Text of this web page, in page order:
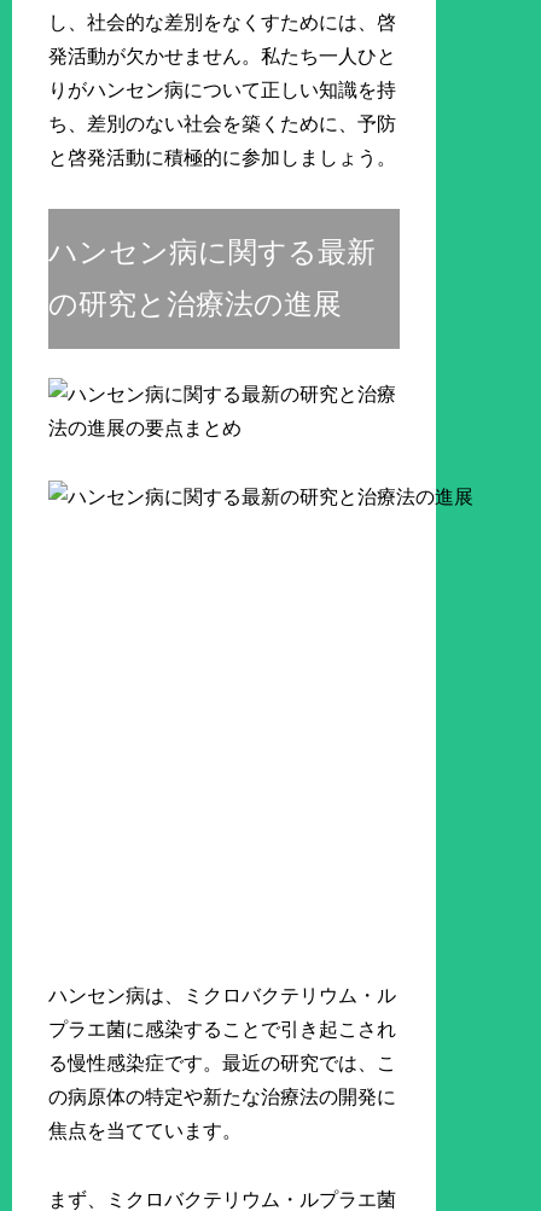
し、社会的な差別をなくすためには、啓
発活動が欠かせません。私たち一人ひと
りがハンセン病について正しい知識を持
ち、差別のない社会を築くために、予防
と啓発活動に積極的に参加しましょう。
ハンセン病に関する最新
の研究と治療法の進展
ハンセン病は、ミクロバクテリウム・ル
プラエ菌に感染することで引き起こされ
る慢性感染症です。最近の研究では、こ
の病原体の特定や新たな治療法の開発に
焦点を当てています。
まず、ミクロバクテリウム・ルプラエ菌